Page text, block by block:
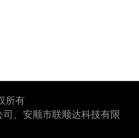
所有
、安顺市联顺达科技有限